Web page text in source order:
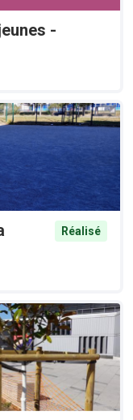
-
Réalisé